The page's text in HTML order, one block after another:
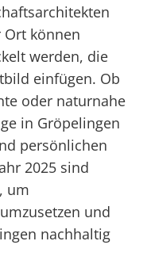
können
werden, die
einfügen. Ob
oder naturnahe
in Gröpelingen
persönlichen
2025 sind
um
und
nachhaltig